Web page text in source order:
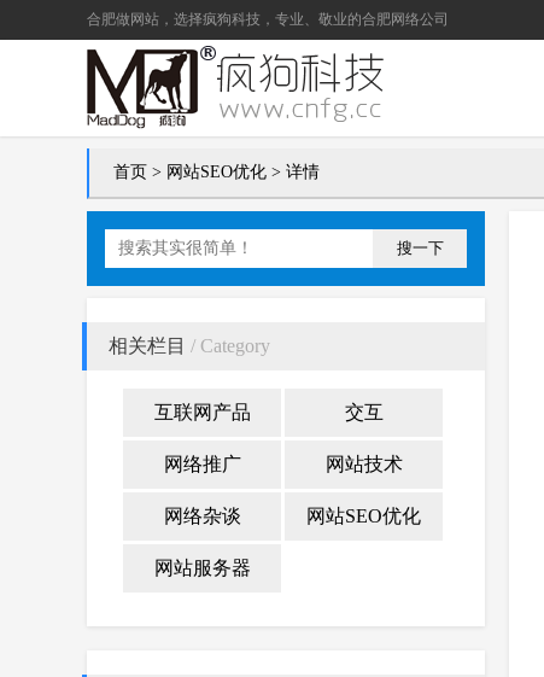
合肥做网站 ，选择疯狗科技，专业、敬业的合肥网络公司
首页 > 网站SEO优化 > 详情
搜一下
相关栏目 / Category
互联网产品 交互
网络推广 网站技术
网络杂谈 网站SEO优化
网站服务器